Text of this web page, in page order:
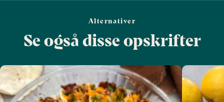
Alternativer
Se også disse opskrifter